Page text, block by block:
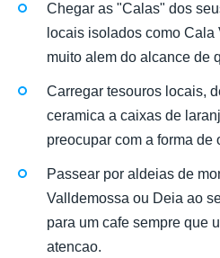
Chegar as "Calas" dos
locais isolados como Cala
muito alem do alcance de
Carregar tesouros locais,
ceramica a caixas de
preocupar com a forma de
Passear por aldeias de
Valldemossa ou Deia ao
para um cafe sempre que
atencao.